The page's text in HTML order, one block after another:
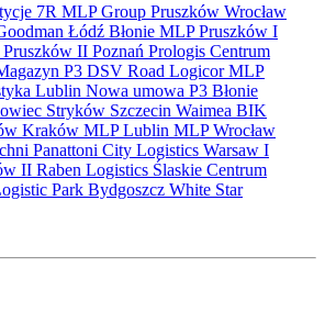
7R MLP Group Pruszków Wrocław
Łódź Błonie MLP Pruszków I
II Poznań Prologis Centrum
P3 DSV Road LogicorMLP
Lublin Nowa umowa P3 Błonie
Stryków Szczecin Waimea BIK
Kraków MLP Lublin MLP Wrocław
Panattoni City Logistics Warsaw I
II Raben Logistics Ślaskie Centrum
Park Bydgoszcz White Star